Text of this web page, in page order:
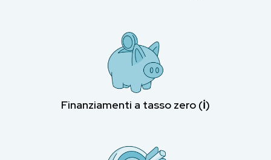
Finanziamenti a tasso zero (ℹ︎)